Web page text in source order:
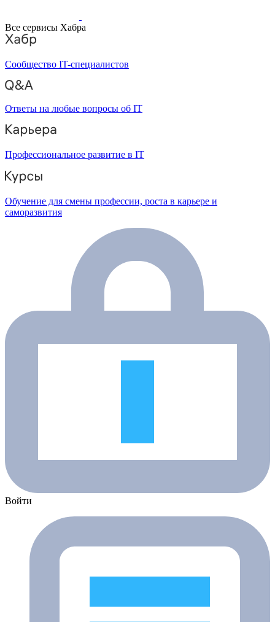
Все сервисы Хабра
Сообщество IT-специалистов
Ответы на любые вопросы об IT
Профессиональное развитие в IT
Обучение для смены профессии, роста в карьере и
саморазвития
Войти